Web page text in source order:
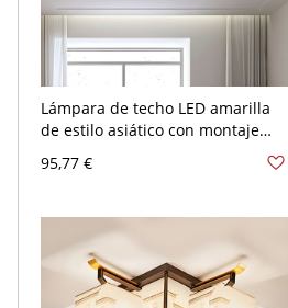
Lámpara de techo LED amarilla
de estilo asiático con montaje
empotrado elipsoide de bambú
de 16" de ancho para sala de
95,77 €